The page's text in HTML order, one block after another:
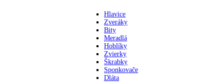
Hlavice
Zveráky
Bity
Meradlá
Hoblíky
Zvierky
Škrabky
Sponkovače
Dláta